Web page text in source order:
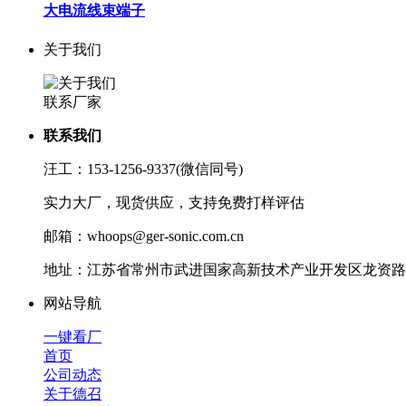
大电流线束端子
关于我们
联系厂家
联系我们
汪工：153-1256-9337(微信同号)
实力大厂，现货供应，支持免费打样评估
邮箱：whoops@ger-sonic.com.cn
地址：江苏省常州市武进国家高新技术产业开发区龙资
网站导航
一键看厂
首页
公司动态
关于德召